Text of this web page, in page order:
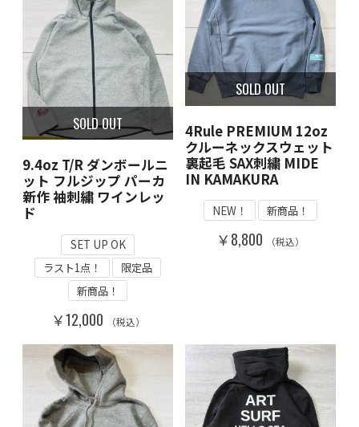
SOLD OUT
9.4oz T/R ダンボールニ
ット フルジップ パーカ
新作 袖刺繍 ワインレッ
ド
SET UP OK
ラスト1点！
限定品
新商品！
￥12,000 （税込）
SOLD OUT
4Rule PREMIUM 12oz
クルーネックスウェット
裏起毛 SAX刺繍 MIDE
IN KAMAKURA
NEW！ 新商品！
￥8,800 （税込）